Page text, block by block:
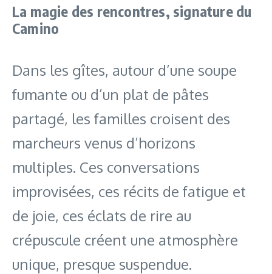
La magie des rencontres, signature du
Camino
Dans les gîtes, autour d’une soupe
fumante ou d’un plat de pâtes
partagé, les familles croisent des
marcheurs venus d’horizons
multiples. Ces conversations
improvisées, ces récits de fatigue et
de joie, ces éclats de rire au
crépuscule créent une atmosphère
unique, presque suspendue.